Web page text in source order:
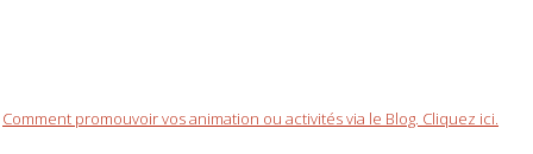
Comment promouvoir vos animation ou activités via le Blog. Cliquez ici.